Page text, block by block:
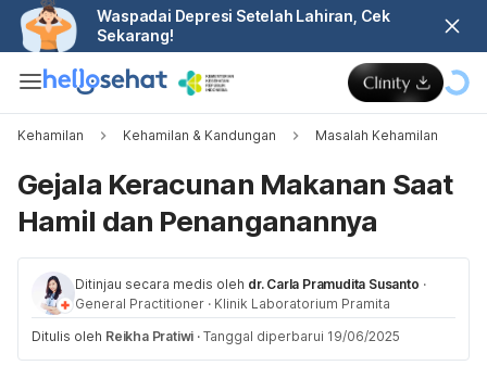
Waspadai Depresi Setelah Lahiran, Cek
Sekarang!
Kehamilan Kehamilan & Kandungan Masalah Kehamilan
Gejala Keracunan Makanan Saat
Hamil dan Penanganannya
Ditinjau secara medis oleh dr. Carla Pramudita Susanto ·
General Practitioner · Klinik Laboratorium Pramita
Ditulis oleh Reikha Pratiwi · Tanggal diperbarui 19/06/2025